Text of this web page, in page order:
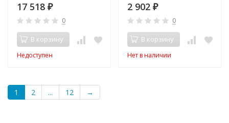
17 518 ₽
0
В корзину
Недоступен
2 902 ₽
0
В корзину
Нет в наличии
1 2 ... 12 →